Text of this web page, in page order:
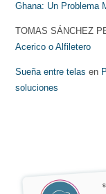
Ghana: Un Problema
TOMAS SÁNCHEZ
Acerico o Alfiletero
Sueña entre telas en
soluciones